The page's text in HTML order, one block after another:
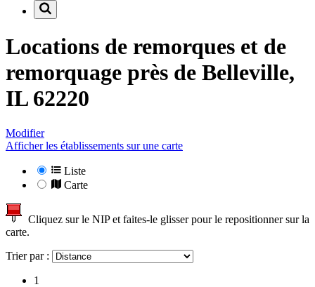
Locations de remorques et de
remorquage près de Belleville,
IL 62220
Modifier
Afficher les établissements sur une carte
Liste
Carte
Cliquez sur le NIP et faites-le glisser pour le repositionner sur la
carte.
Trier par :
1